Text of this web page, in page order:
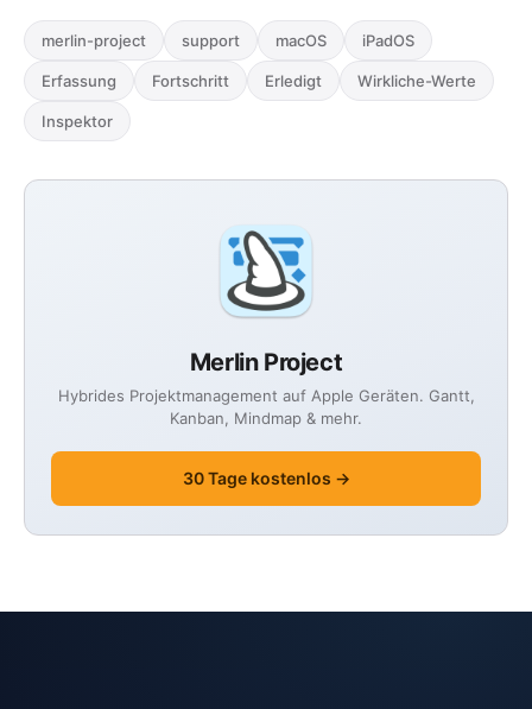
Merlin Project
Hybrides Projektmanagement auf Apple Geräten. Gantt,
Kanban, Mindmap & mehr.
30 Tage kostenlos →
merlin-project support macOS iPadOS
Erfassung Fortschritt Erledigt Wirkliche-Werte
Inspektor